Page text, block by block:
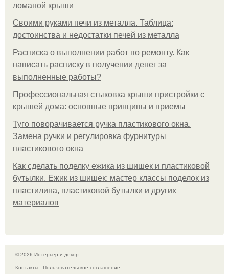
ломаной крыши
Своими руками печи из металла. Таблица:
достоинства и недостатки печей из металла
Расписка о выполнении работ по ремонту. Как
написать расписку в получении денег за
выполненные работы?
Профессиональная стыковка крыши пристройки с
крышей дома: основные принципы и приемы
Туго поворачивается ручка пластикового окна.
Замена ручки и регулировка фурнитуры
пластикового окна
Как сделать поделку ежика из шишек и пластиковой
бутылки. Ежик из шишек: мастер классы поделок из
пластилина, пластиковой бутылки и других
материалов
© 2026 Интерьер и декор
Контакты
Пользовательское соглашение